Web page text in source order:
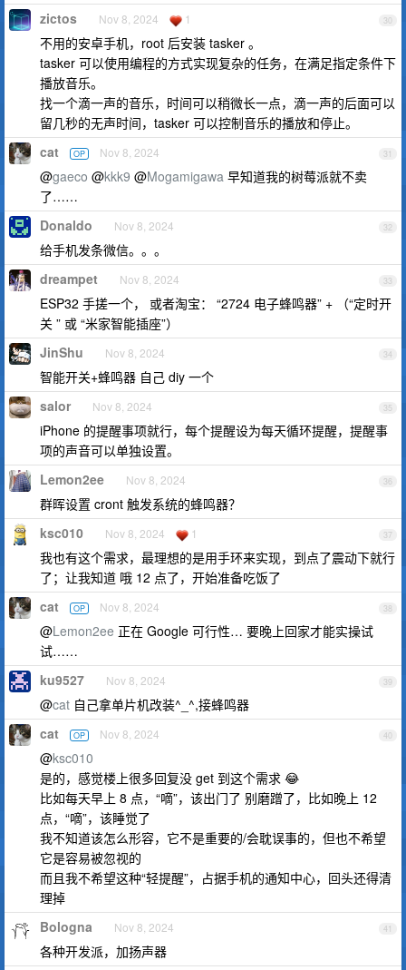
30
zictos Nov 8, 2024 1
不用的安卓手机，root 后安装 tasker 。
tasker 可以使用编程的方式实现复杂的任务，在满足指定条件下
播放音乐。
找一个滴一声的音乐，时间可以稍微长一点，滴一声的后面可以
留几秒的无声时间，tasker 可以控制音乐的播放和停止。
31
cat OP Nov 8, 2024
@gaeco @kkk9 @Mogamigawa 早知道我的树莓派就不卖
了……
32
Donaldo Nov 8, 2024
给手机发条微信。。。
33
dreampet Nov 8, 2024
ESP32 手搓一个， 或者淘宝： “2724 电子蜂鸣器” + （“定时开
关 ” 或 “米家智能插座”）
34
JinShu Nov 8, 2024
智能开关+蜂鸣器 自己 diy 一个
35
salor Nov 8, 2024
iPhone 的提醒事项就行，每个提醒设为每天循环提醒，提醒事
项的声音可以单独设置。
36
Lemon2ee Nov 8, 2024
群晖设置 cront 触发系统的蜂鸣器？
37
ksc010 Nov 8, 2024 1
我也有这个需求，最理想的是用手环来实现，到点了震动下就行
了；让我知道 哦 12 点了，开始准备吃饭了
38
cat OP Nov 8, 2024
@Lemon2ee 正在 Google 可行性… 要晚上回家才能实操试
试……
39
ku9527 Nov 8, 2024
@cat 自己拿单片机改装^_^,接蜂鸣器
40
cat OP Nov 8, 2024
@ksc010
是的，感觉楼上很多回复没 get 到这个需求 😂
比如每天早上 8 点，“嘀”，该出门了 别磨蹭了，比如晚上 12
点，“嘀”，该睡觉了
我不知道该怎么形容，它不是重要的/会耽误事的，但也不希望
它是容易被忽视的
而且我不希望这种“轻提醒”，占据手机的通知中心，回头还得清
理掉
41
Bologna Nov 8, 2024
各种开发派，加扬声器